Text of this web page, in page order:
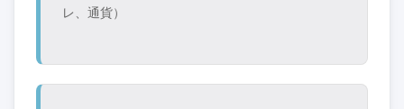
レ、通貨）